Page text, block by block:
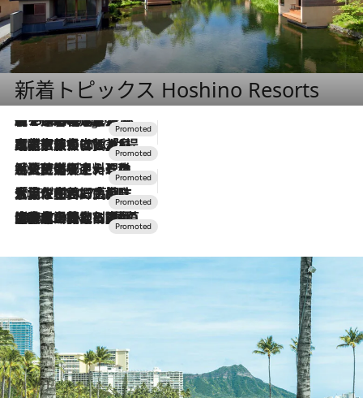
新着トピックス Hoshino Resorts
7 Hours Ago
【トンボの足水浴】ヒノキの香りに包まれて涼感マックス！約13℃の湧水かけ流しを避暑地「星野温泉 トンボの湯」で体験
2026.7.31
【ホテル帰省】という選択肢をOMOが提案。家族とほどよい距離を保つには「昼は実家、夜は気兼ねなくホテルで！」
2026.7.24
【夏限定ディナーコース】旬を迎える稚鮎や花ズッキーニなどをイタリア・トスカーナの郷土料理の手法で満喫！
2026.7.17
「土佐和ハーブかき氷」がOMO7高知に登場！生姜、山椒、大葉など目にも舌にも涼を呼ぶ郷土の味
2026.7.10
NEW OPEN！【界 草津】名湯の地に誕生。趣の異なる2種の温泉と上州ならではの会席・蕎麦割烹など美食を味わう究極の癒やし旅